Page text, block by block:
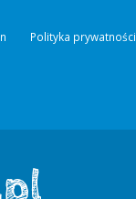
Polityka prywatności